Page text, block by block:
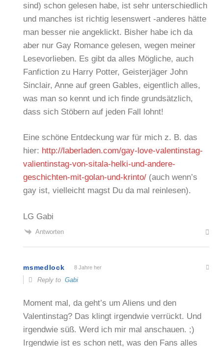
sind) schon gelesen habe, ist sehr unterschiedlich
und manches ist richtig lesenswert -anderes hätte
man besser nie angeklickt. Bisher habe ich da
aber nur Gay Romance gelesen, wegen meiner
Lesevorlieben. Es gibt da alles Mögliche, auch
Fanfiction zu Harry Potter, Geisterjäger John
Sinclair, Anne auf green Gables, eigentlich alles,
was man so kennt und ich finde grundsätzlich,
dass sich Stöbern auf jeden Fall lohnt!
Eine schöne Entdeckung war für mich z. B. das
hier: http://laberladen.com/gay-love-valentinstag-
valientinstag-von-sitala-helki-und-andere-
geschichten-mit-golan-und-krinto/ (auch wenn’s
gay ist, vielleicht magst Du da mal reinlesen).
LG Gabi
Antworten
msmedlock 8 Jahre her
Reply toGabi
Moment mal, da geht’s um Aliens und den
Valentinstag? Das klingt irgendwie verrückt. Und
irgendwie süß. Werd ich mir mal anschauen. ;)
Irgendwie ist es schon nett, was den Fans alles